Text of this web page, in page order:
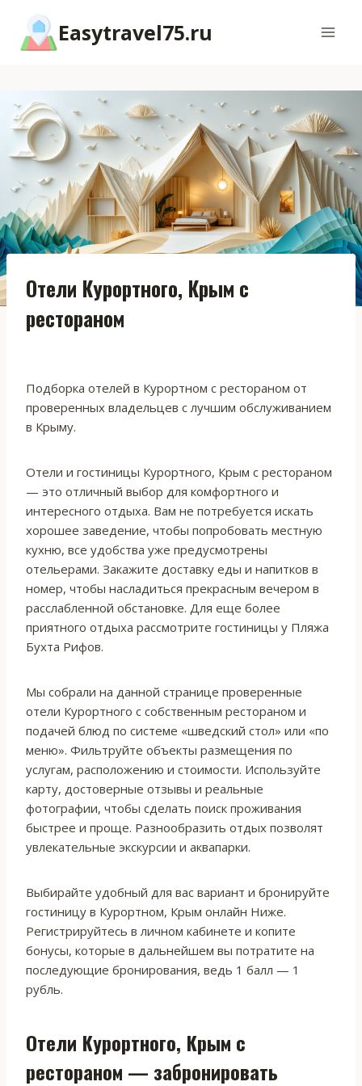
содержимому
Easytravel75.ru
Отели Курортного, Крым с
рестораном
Подборка отелей в Курортном с рестораном от
проверенных владельцев с лучшим обслуживанием
в Крыму.
Отели и гостиницы Курортного, Крым с рестораном
— это отличный выбор для комфортного и
интересного отдыха. Вам не потребуется искать
хорошее заведение, чтобы попробовать местную
кухню, все удобства уже предусмотрены
отельерами. Закажите доставку еды и напитков в
номер, чтобы насладиться прекрасным вечером в
расслабленной обстановке. Для еще более
приятного отдыха рассмотрите гостиницы у Пляжа
Бухта Рифов.
Мы собрали на данной странице проверенные
отели Курортного с собственным рестораном и
подачей блюд по системе «шведский стол» или «по
меню». Фильтруйте объекты размещения по
услугам, расположению и стоимости. Используйте
карту, достоверные отзывы и реальные
фотографии, чтобы сделать поиск проживания
быстрее и проще. Разнообразить отдых позволят
увлекательные экскурсии и аквапарки.
Выбирайте удобный для вас вариант и бронируйте
гостиницу в Курортном, Крым онлайн Ниже.
Регистрируйтесь в личном кабинете и копите
бонусы, которые в дальнейшем вы потратите на
последующие бронирования, ведь 1 балл — 1
рубль.
Отели Курортного, Крым с
рестораном — забронировать